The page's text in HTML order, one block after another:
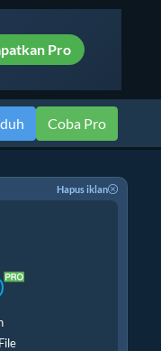
Pro
Coba Pro
Hapus iklan